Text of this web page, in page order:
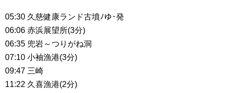
05:30 久慈健康ランド古墳ﾉゆ･発
06:06 赤浜展望所(3分)
06:35 兜岩～つりがね洞
07:10 小袖漁港(3分)
09:47 三崎
11:22 久喜漁港(2分)